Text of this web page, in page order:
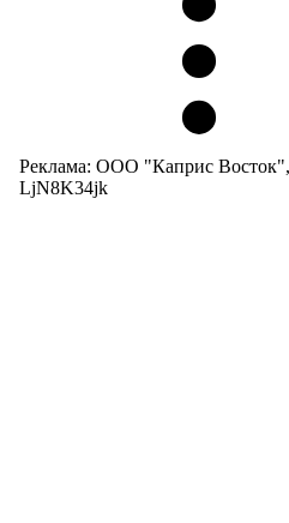
Реклама: ООО "Каприс
LjN8K34jk